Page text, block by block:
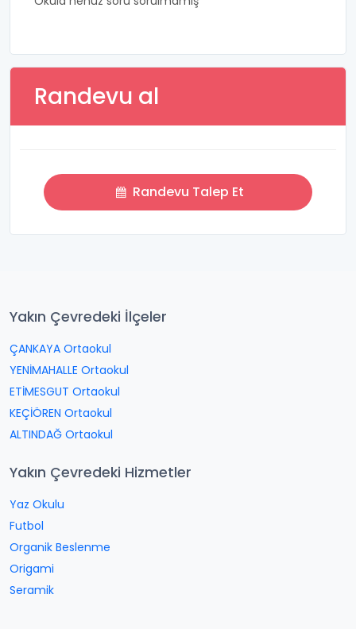
Randevu al
Randevu Talep Et
Yakın Çevredeki İlçeler
ÇANKAYA Ortaokul
YENİMAHALLE Ortaokul
ETİMESGUT Ortaokul
KEÇİÖREN Ortaokul
ALTINDAĞ Ortaokul
Yakın Çevredeki Hizmetler
Yaz Okulu
Futbol
Organik Beslenme
Origami
Seramik